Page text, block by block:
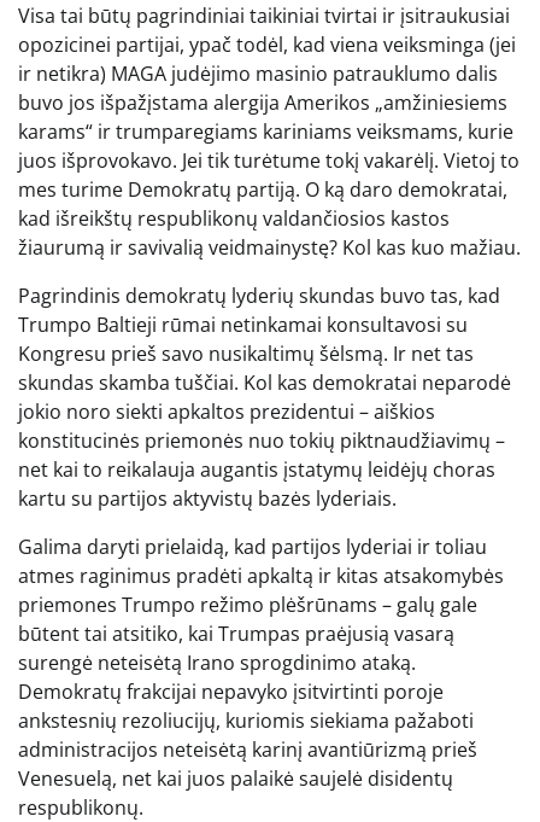
Visa tai būtų pagrindiniai taikiniai tvirtai ir įsitraukusiai
opozicinei partijai, ypač todėl, kad viena veiksminga (jei
ir netikra) MAGA judėjimo masinio patrauklumo dalis
buvo jos išpažįstama alergija Amerikos „amžiniesiems
karams“ ir trumparegiams kariniams veiksmams, kurie
juos išprovokavo. Jei tik turėtume tokį vakarėlį. Vietoj to
mes turime Demokratų partiją. O ką daro demokratai,
kad išreikštų respublikonų valdančiosios kastos
žiaurumą ir savivalią veidmainystę? Kol kas kuo mažiau.
Pagrindinis demokratų lyderių skundas buvo tas, kad
Trumpo Baltieji rūmai netinkamai konsultavosi su
Kongresu prieš savo nusikaltimų šėlsmą. Ir net tas
skundas skamba tuščiai. Kol kas demokratai neparodė
jokio noro siekti apkaltos prezidentui – aiškios
konstitucinės priemonės nuo tokių piktnaudžiavimų –
net kai to reikalauja augantis įstatymų leidėjų choras
kartu su partijos aktyvistų bazės lyderiais.
Galima daryti prielaidą, kad partijos lyderiai ir toliau
atmes raginimus pradėti apkaltą ir kitas atsakomybės
priemones Trumpo režimo plėšrūnams – galų gale
būtent tai atsitiko, kai Trumpas praėjusią vasarą
surengė neteisėtą Irano sprogdinimo ataką.
Demokratų frakcijai nepavyko įsitvirtinti poroje
ankstesnių rezoliucijų, kuriomis siekiama pažaboti
administracijos neteisėtą karinį avantiūrizmą prieš
Venesuelą, net kai juos palaikė saujelė disidentų
respublikonų.